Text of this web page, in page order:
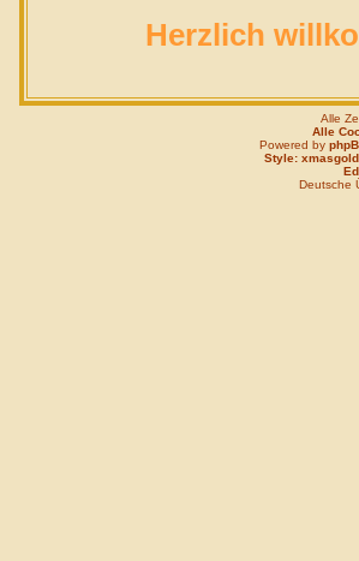
Herzlich
Alle
Alle
Powered by
Style: xmasgold
Deutsche